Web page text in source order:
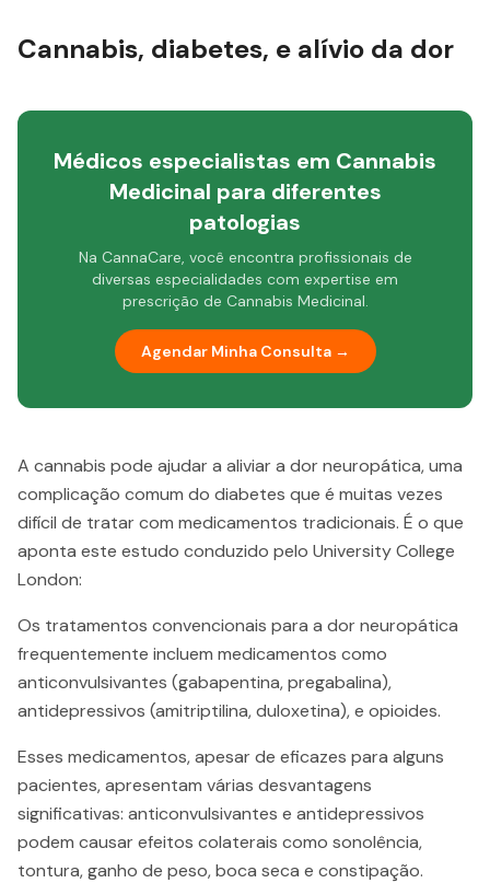
Cannabis, diabetes, e alívio da dor
Médicos especialistas em Cannabis
Medicinal para diferentes
patologias
Na CannaCare, você encontra profissionais de
diversas especialidades com expertise em
prescrição de Cannabis Medicinal.
Agendar Minha Consulta →
A cannabis pode ajudar a aliviar a dor neuropática, uma
complicação comum do diabetes que é muitas vezes
difícil de tratar com medicamentos tradicionais. É o que
aponta este estudo conduzido pelo University College
London:
Os tratamentos convencionais para a dor neuropática
frequentemente incluem medicamentos como
anticonvulsivantes (gabapentina, pregabalina),
antidepressivos (amitriptilina, duloxetina), e opioides.
Esses medicamentos, apesar de eficazes para alguns
pacientes, apresentam várias desvantagens
significativas: anticonvulsivantes e antidepressivos
podem causar efeitos colaterais como sonolência,
tontura, ganho de peso, boca seca e constipação.